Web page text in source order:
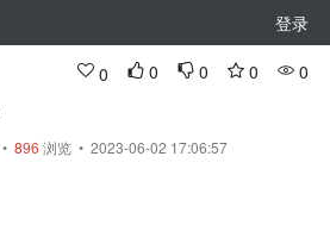
登录
0 0 0 0 0
• 896 浏览 • 2023-06-02 17:06:57